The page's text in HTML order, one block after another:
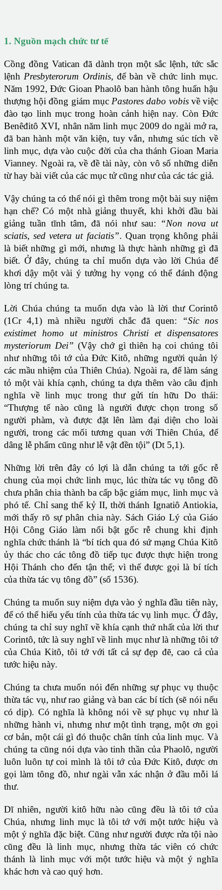
1. Nguồn mạch chức tư tế
Cồng đồng Vatican đã dành trọn một sắc lệnh, tức sắc
lệnhPresbyterorum Ordinis, để bàn về chức linh mục.
Năm 1992, Đức Gioan Phaolô ban hành tông huấn hậu
thượng hội đồng giám mụcPastores dabo vobisvề việc
đào tạo linh mục trong hoàn cảnh hiện nay. Còn Đức
Benêđitô XVI, nhân năm linh mục 2009 do ngài mở ra,
đã ban hành một văn kiện, tuy vắn, nhưng súc tích về
linh mục, dựa vào cuộc đời của cha thánh Gioan Maria
Vianney. Ngoài ra, về đề tài này, còn vô số những diễn
từ hay bài viết của các mục tử cũng như của các tác giả.
Vậy chúng ta có thể nói gì thêm trong một bài suy niệm
hạn chế? Có một nhà giảng thuyết, khi khởi đầu bài
giảng tuần tĩnh tâm, đã nói như sau: “Non nova ut
sciatis, sed vetera ut faciatis”. Quan trọng không phải
là biết những gì mới, nhưng là thực hành những gì đã
biết. Ở đây, chúng ta chỉ muốn dựa vào lời Chúa để
khơi dậy một vài ý tưởng hy vọng có thể đánh động
lòng trí chúng ta.
Lời Chúa chúng ta muốn dựa vào là lời thư Corintô
(1Cr 4,1) mà nhiều người chắc đã quen: “Sic nos
existimet homo ut ministros Christi et dispensatores
mysteriorum Dei” (Vậy chớ gì thiên hạ coi chúng tôi
như những tôi tớ của Đức Kitô, những người quản lý
các mầu nhiệm của Thiên Chúa). Ngoài ra, để làm sáng
tỏ một vài khía cạnh, chúng ta dựa thêm vào câu định
nghĩa về linh mục trong thư gửi tín hữu Do thái:
“Thượng tế nào cũng là người được chọn trong số
người phàm, và được đặt lên làm đại diện cho loài
người, trong các mối tương quan với Thiên Chúa, để
dâng lễ phẩm cũng như lễ vật đền tội” (Dt 5,1).
Những lời trên đây có lợi là dẫn chúng ta tới gốc rễ
chung của mọi chức linh mục, lúc thừa tác vụ tông đồ
chưa phân chia thành ba cấp bậc giám mục, linh mục và
phó tế. Chỉ sang thế kỷ II, thời thánh Ignatiô Antiokia,
mới thấy rõ sự phân chia này. Sách Giáo Lý của Giáo
Hội Công Giáo làm nổi bật gốc rễ chung khi định
nghĩa chức thánh là “bí tích qua đó sứ mạng Chúa Kitô
ủy thác cho các tông đồ tiếp tục được thực hiện trong
Hội Thánh cho đến tận thế; vì thế được gọi là bí tích
của thừa tác vụ tông đồ” (số 1536).
Chúng ta muốn suy niệm dựa vào ý nghĩa đầu tiên này,
để có thể hiểu yếu tính của thừa tác vụ linh mục. Ở đây,
chúng ta chỉ suy nghĩ về khía cạnh thứ nhất của lời thư
Corintô, tức là suy nghĩ về linh mục như là những tôi tớ
của Chúa Kitô, tôi tớ với tất cả sự đẹp đẽ, cao cả của
tước hiệu này.
Chúng ta chưa muốn nói đến những sự phục vụ thuộc
thừa tác vụ, như rao giảng và ban các bí tích (sẽ nói nếu
có dịp). Có nghĩa là không nói về sự phục vụ như là
những hành vi, nhưng như một tình trạng, một ơn gọi
cơ bản, một cái gì đó thuộc chân tính của linh mục. Và
chúng ta cũng nói dựa vào tinh thần của Phaolô, người
luôn luôn tự coi mình là tôi tớ của Đức Kitô, được ơn
gọi làm tông đồ, như ngài vẫn xác nhận ở đầu mỗi lá
thư.
Dĩ nhiên, người kitô hữu nào cũng đều là tôi tớ của
Chúa, nhưng linh mục là tôi tớ với một tước hiệu và
một ý nghĩa đặc biệt. Cũng như người được rửa tội nào
cũng đều là linh mục, nhưng thừa tác viên có chức
thánh là linh mục với một tước hiệu và một ý nghĩa
khác hơn và cao quý hơn.